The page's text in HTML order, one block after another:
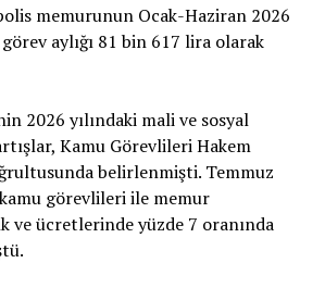
memurunun Ocak-Haziran 2026
aylığı 81 bin 617 lira olarak
2026 yılındaki mali ve sosyal
Kamu Görevlileri Hakem
belirlenmişti. Temmuz
görevlileri ile memur
ve ücretlerinde yüzde 7 oranında